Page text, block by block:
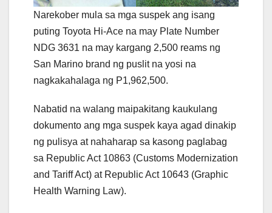
Narekober mula sa mga suspek ang isang
puting Toyota Hi-Ace na may Plate Number
NDG 3631 na may kargang 2,500 reams ng
San Marino brand ng puslit na yosi na
nagkakahalaga ng P1,962,500.
Nabatid na walang maipakitang kaukulang
dokumento ang mga suspek kaya agad dinakip
ng pulisya at nahaharap sa kasong paglabag
sa Republic Act 10863 (Customs Modernization
and Tariff Act) at Republic Act 10643 (Graphic
Health Warning Law).